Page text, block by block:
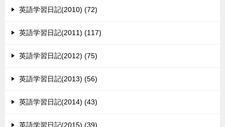
英語学習日記(2010) (72)
英語学習日記(2011) (117)
英語学習日記(2012) (75)
英語学習日記(2013) (56)
英語学習日記(2014) (43)
英語学習日記(2015) (39)